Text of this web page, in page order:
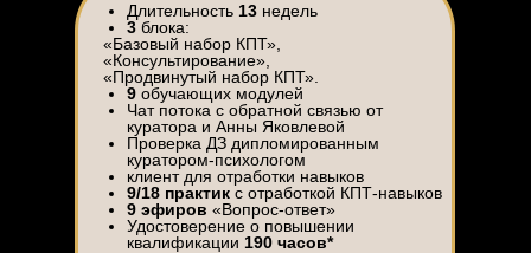
Длительность 13 недель
3 блока:
«Базовый набор КПТ»,
«Консультирование»,
«Продвинутый набор КПТ».
9 обучающих модулей
Чат потока с обратной связью от
куратора и Анны Яковлевой
Проверка ДЗ дипломированным
куратором-психологом
клиент для отработки навыков
9/18 практик с отработкой КПТ-навыков
9 эфиров «Вопрос-ответ»
Удостоверение о повышении
квалификации 190 часов*